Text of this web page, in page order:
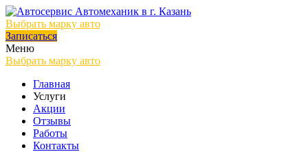
Выбрать марку авто
Записаться
Меню
Выбрать марку авто
Главная
Услуги
Акции
Отзывы
Работы
Контакты